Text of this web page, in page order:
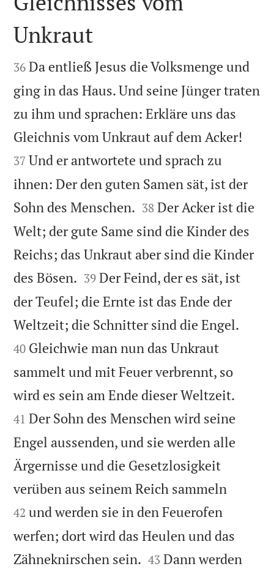

Unkraut

36 Da entließ Jesus die Volksmenge und
ging in das Haus. Und seine Jünger traten
zu ihm und sprachen: Erkläre uns das
Gleichnis vom Unkraut auf dem Acker!
37 Und er antwortete und sprach zu
ihnen: Der den guten Samen sät, ist der
Sohn des Menschen. 

38 Der Acker ist die
Welt; der gute Same sind die Kinder des
Reichs; das Unkraut aber sind die Kinder
des Bösen. 

39 Der Feind, der es sät, ist
der Teufel; die Ernte ist das Ende der
Weltzeit; die Schnitter sind die Engel.
40 Gleichwie man nun das Unkraut
sammelt und mit Feuer verbrennt, so
wird es sein am Ende dieser Weltzeit.
41 Der Sohn des Menschen wird seine
Engel aussenden, und sie werden alle
Ärgernisse und die Gesetzlosigkeit
verüben aus seinem Reich sammeln
42 und werden sie in den Feuerofen
werfen; dort wird das Heulen und das
Zähneknirschen sein. 

43 Dann werden